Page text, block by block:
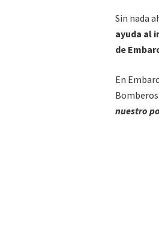
Sin nada
ayuda al
de
En
nuestro